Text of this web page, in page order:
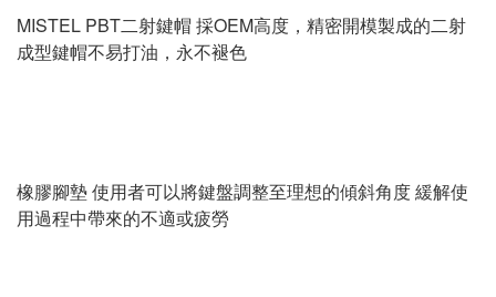
MISTEL PBT二射鍵帽 採OEM高度，精密開模製成的二射
成型鍵帽不易打油，永不褪色
橡膠腳墊 使用者可以將鍵盤調整至理想的傾斜角度 緩解使
用過程中帶來的不適或疲勞